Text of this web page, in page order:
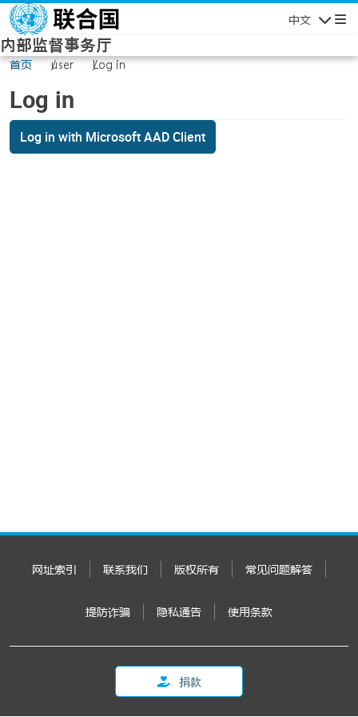
Skip to main content
中文
内部监督事务厅
首页 user Log in
Log in
Log in with Microsoft AAD Client
网址索引 联系我们 版权所有 常见问题解答
提防诈骗 隐私通告 使用条款
捐款